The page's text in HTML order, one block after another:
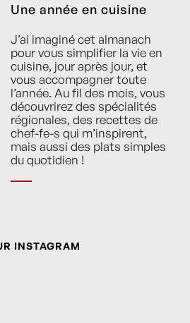
Une année en cuisine
J’ai imaginé cet almanach
pour vous simplifier la vie en
cuisine, jour après jour, et
vous accompagner toute
l’année. Au fil des mois, vous
découvrirez des spécialités
régionales, des recettes de
chef-fe-s qui m’inspirent,
mais aussi des plats simples
du quotidien !
INSTAGRAM